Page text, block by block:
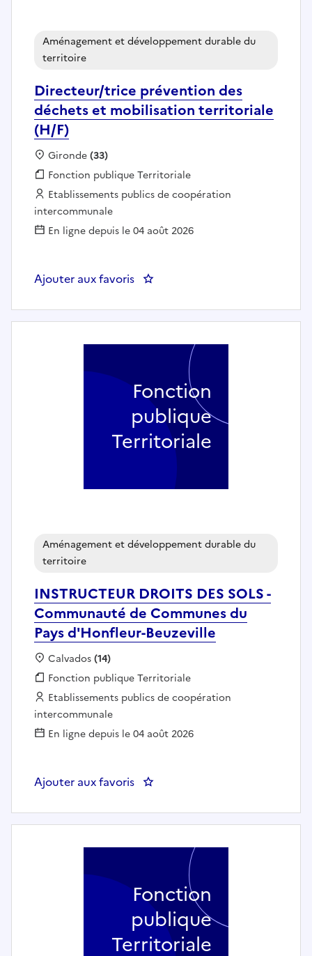
Directeur/trice prévention des
déchets et mobilisation territoriale
(H/F)
Aménagement et développement durable du
territoire
Localisation :
Gironde(33)
Fonction publique :
Fonction publique Territoriale
Employeur :
Etablissements publics de coopération
intercommunale
En ligne depuis le 04 août 2026
Ajouter aux favoris : Directeur/trice prévention
INSTRUCTEUR DROITS DES SOLS -
Communauté de Communes du
Pays d'Honfleur-Beuzeville
Aménagement et développement durable du
territoire
Localisation :
Calvados(14)
Fonction publique :
Fonction publique Territoriale
Employeur :
Etablissements publics de coopération
intercommunale
En ligne depuis le 04 août 2026
Ajouter aux favoris : INSTRUCTEUR DROITS DES
Fonction
publique
Territoriale
Fonction
publique
Territoriale